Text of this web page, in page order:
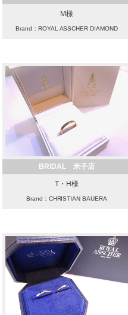
M様
Brand：ROYAL ASSCHER DIAMOND
BRIDAL 米子店
T・H様
Brand：CHRISTIAN BAUERA